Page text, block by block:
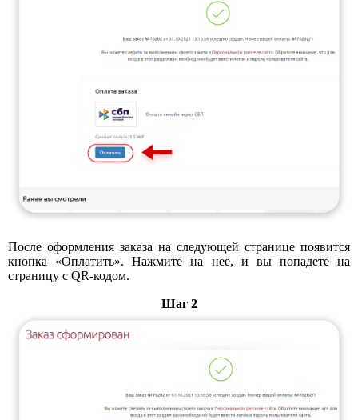
После оформления заказа на следующей странице появится
кнопка «Оплатить». Нажмите на нее, и вы попадете на
страницу с QR-кодом.
Шаг 2